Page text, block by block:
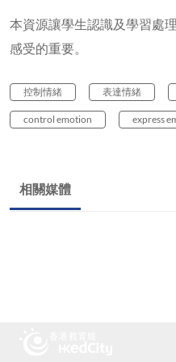
本資源讓學生認識及學習處
感受的重要。
控制情緒 表達情緒
control emotion express
相關媒體